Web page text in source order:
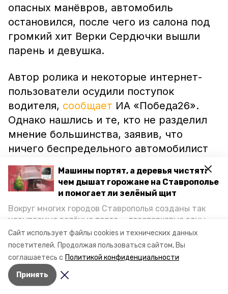
Сайт использует файлы cookies и технических данных
посетителей. Продолжая пользоваться сайтом, Вы
соглашаетесь с Политикой конфиденциальности
Принять
Машины портят, а деревья чистят:
чем дышат горожане на Ставрополье
и помогает ли зелёный щит
Вокруг многих городов Ставрополья созданы так
называемые зелёные пояса — лесопарковые зоны,
снижающие негативное воздействие выхлопных
газов на атмосферу. Справляются ли они с
постоянно растущим потоком автотранспорта и
каким воздухом дышат жители края, узнала
корреспондент «Победы26».
опасных манёвров, автомобиль
остановился, после чего из салона под
громкий хит Верки Сердючки вышли
парень и девушка.
Автор ролика и некоторые интернет-
пользователи осудили поступок
водителя, сообщает ИА «Победа26».
Однако нашлись и те, кто не разделил
мнение большинства, заявив, что
ничего беспредельного автомобилист
не сотворил.
Напомним, ранее семь жителей
Труновского районапострадалив ДТП в
Изобильненском округе.
Видео - izobil26
Авторы: Дмитрий Елшанский